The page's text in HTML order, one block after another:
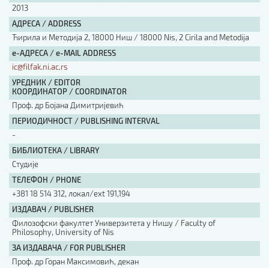
DOI
2013
АДРЕСА / ADDRESS
Ћирила и Методија 2, 18000 Ниш / 18000 Nis, 2 Cirila and Metodija
е-АДРЕСА / e-MAIL ADDRESS
ic@filfak.ni.ac.rs
УРЕДНИК / EDITOR
КООРДИНАТОР / COORDINATOR
Проф. др Бојана Димитријевић
ПЕРИОДИЧНОСТ / PUBLISHING INTERVAL
-
БИБЛИОТЕКА / LIBRARY
Студије
ТЕЛЕФОН / PHONE
+381 18 514 312, локал/ext 191,194
ИЗДАВАЧ / PUBLISHER
Филозофски факултет Универзитета у Нишу / Faculty of
Philosophy, University of Nis
ЗА ИЗДАВАЧА / FOR PUBLISHER
Проф. др Горан Максимовић, декан